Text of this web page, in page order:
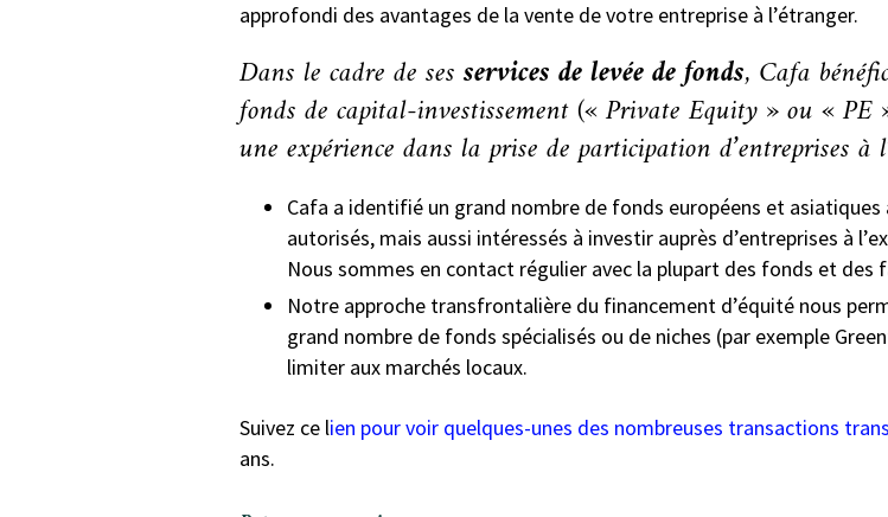
approfondi des avantages de la vente de votre entreprise à l’étranger.
Dans le cadre de sesservices de levée de fonds, Cafa
fonds de capital-investissement (« Private Equity » ou «
une expérience dans la prise de participation d’entreprises à
Cafa a identifié un grand nombre de fonds européens et
autorisés, mais aussi intéressés à investir auprès d’entreprises à
Nous sommes en contact régulier avec la plupart des fonds et des
Notre approche transfrontalière du financement d’équité nous
grand nombre de fonds spécialisés ou de niches (par exemple
limiter aux marchés locaux.
Suivez ce lien pour voir quelques-unes des nombreuses transactions
ans.